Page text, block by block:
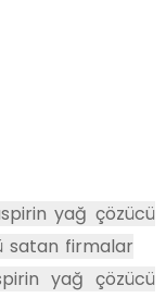
yağ çözücü
satan firmalar
yağ çözücü